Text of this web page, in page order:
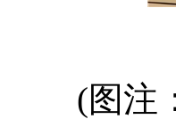
(图注：